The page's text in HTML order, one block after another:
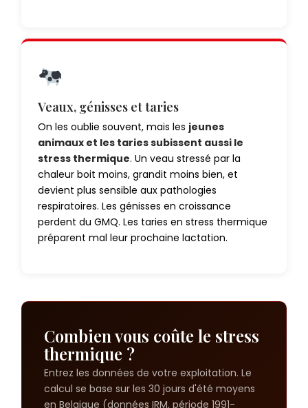
Veaux, génisses et taries
On les oublie souvent, mais les jeunes
animaux et les taries subissent aussi le
stress thermique. Un veau stressé par la
chaleur boit moins, grandit moins bien, et
devient plus sensible aux pathologies
respiratoires. Les génisses en croissance
perdent du GMQ. Les taries en stress thermique
préparent mal leur prochaine lactation.
Combien vous coûte le stress
thermique ?
Entrez les données de votre exploitation. Le
calcul se base sur les 30 jours d'été moyens
en Belgique (données IRM, période 1991-